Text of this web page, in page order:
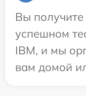
Вы
успешном
IBM, и мы
вам домой